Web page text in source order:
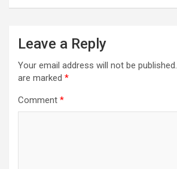
Leave a Reply
Your email address will not be published.
are marked *
Comment *